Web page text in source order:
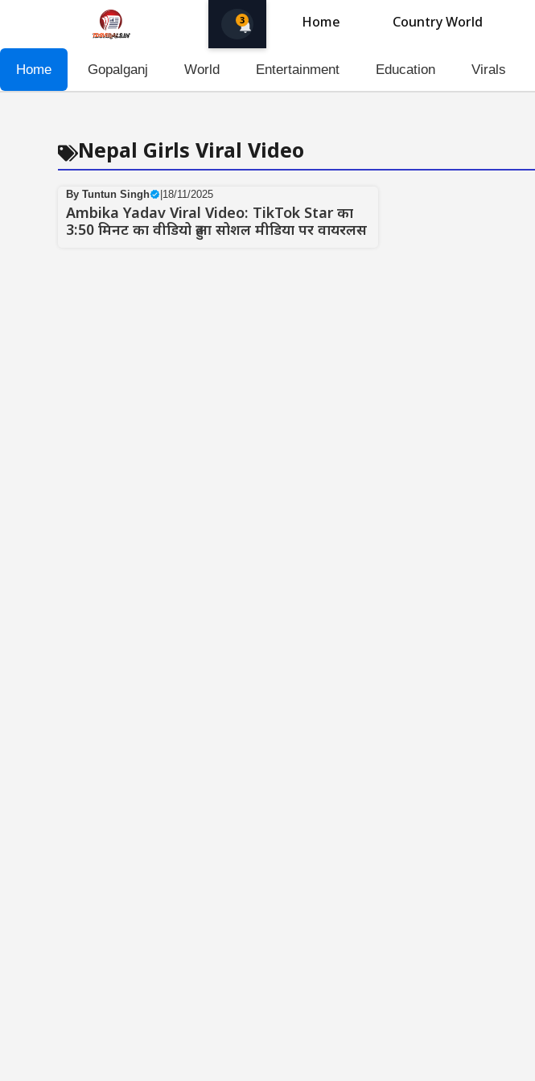
content
3 Home Country World
Home Gopalganj World Entertainment Education Virals
Nepal Girls Viral Video
By Tuntun Singh 18/11/2025
Ambika Yadav Viral Video: TikTok Star का
3:50 मिनट का वीडियो हुआ सोशल मीडिया पर वायरलस